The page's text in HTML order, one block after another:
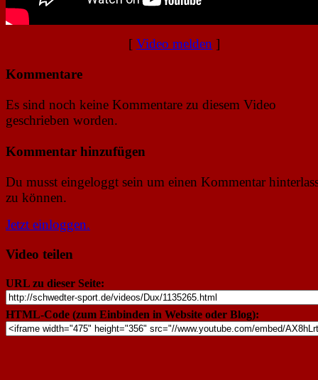
[ Video melden ]
Kommentare
Es sind noch keine Kommentare zu diesem Video
geschrieben worden.
Kommentar hinzufügen
Du musst eingeloggt sein um einen Kommentar
zu können.
Jetzt einloggen.
Video teilen
URL zu dieser Seite:
HTML-Code (zum Einbinden in Website oder Blog):